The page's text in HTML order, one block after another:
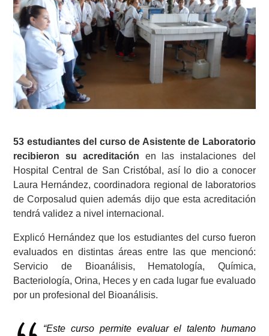
53 estudiantes del curso de Asistente de Laboratorio
recibieron su acreditación en las instalaciones del
Hospital Central de San Cristóbal, así lo dio a conocer
Laura Hernández, coordinadora regional de laboratorios
de Corposalud quien además dijo que esta acreditación
tendrá validez a nivel internacional.
Explicó Hernández que los estudiantes del curso fueron
evaluados en distintas áreas entre las que mencionó:
Servicio de Bioanálisis, Hematología, Química,
Bacteriología, Orina, Heces y en cada lugar fue evaluado
por un profesional del Bioanálisis.
“Este curso permite evaluar el talento humano